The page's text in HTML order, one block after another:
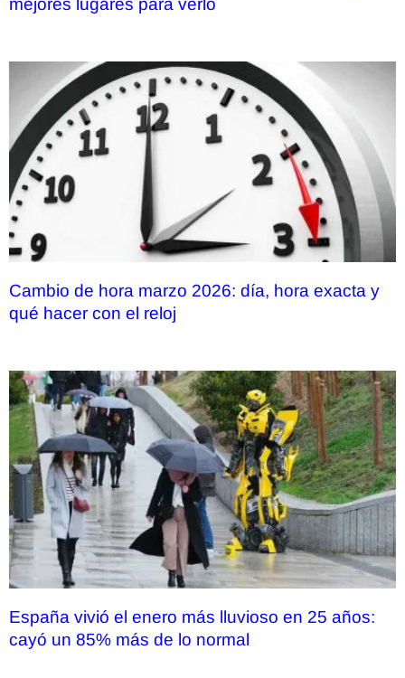
mejores lugares para verlo
Cambio de hora marzo 2026: día, hora exacta y
qué hacer con el reloj
España vivió el enero más lluvioso en 25 años:
cayó un 85% más de lo normal